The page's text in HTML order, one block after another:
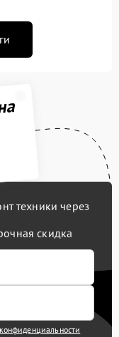
техники через
скидка